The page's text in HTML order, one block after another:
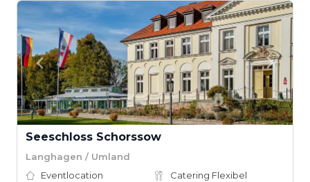
Seeschloss Schorssow
Langhagen / Umland
Eventlocation
Catering Flexibel